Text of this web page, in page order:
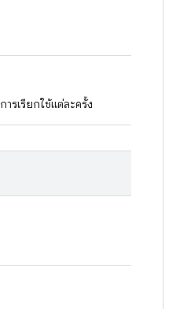
รเรียกใช้แต่ละครั้ง